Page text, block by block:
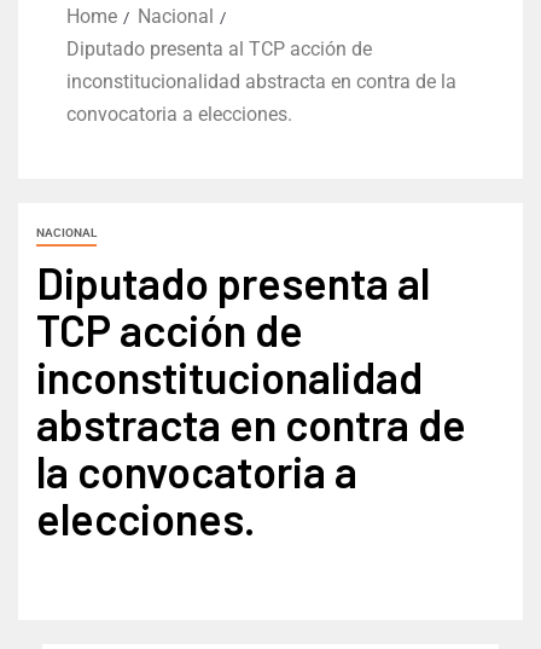
Home
Nacional
Diputado presenta al TCP acción de
inconstitucionalidad abstracta en contra de la
convocatoria a elecciones.
NACIONAL
Diputado presenta al
TCP acción de
inconstitucionalidad
abstracta en contra de
la convocatoria a
elecciones.